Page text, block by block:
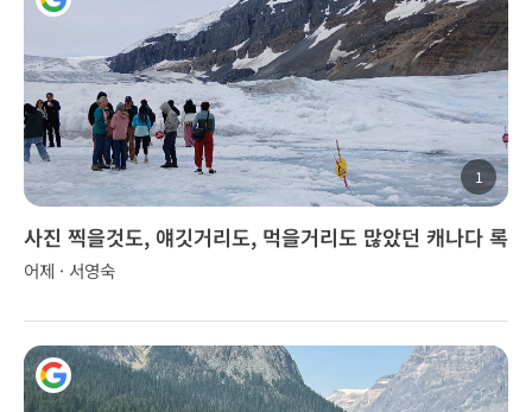
1
사진 찍을것도, 얘깃거리도, 먹을거리도 많았던 캐나다 록
키 투어..
어제 · 서영숙